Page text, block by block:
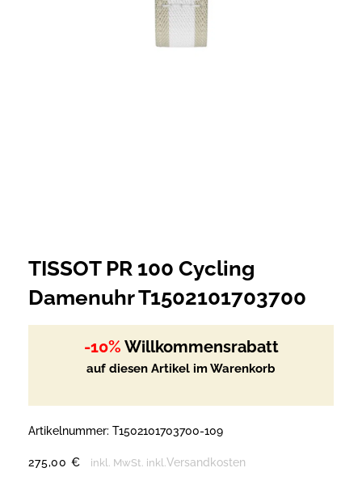
TISSOT PR 100 Cycling
Damenuhr T1502101703700
-10% Willkommensrabatt
auf diesen Artikel im Warenkorb
Artikelnummer: T1502101703700-109
275,00 € inkl. MwSt. inkl. Versandkosten